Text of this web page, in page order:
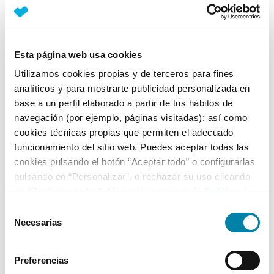
Esta página web usa cookies
Utilizamos cookies propias y de terceros para fines
analíticos y para mostrarte publicidad personalizada en
base a un perfil elaborado a partir de tus hábitos de
navegación (por ejemplo, páginas visitadas); así como
cookies técnicas propias que permiten el adecuado
funcionamiento del sitio web. Puedes aceptar todas las
cookies pulsando el botón “Aceptar todo” o configurarlas
pulsando en “Personalizar”, o rechazar su uso clicando
Necesarias
Preferencias
Tracción
Delantera
Equipamiento*
Ficha técnica
Exterior
Interior